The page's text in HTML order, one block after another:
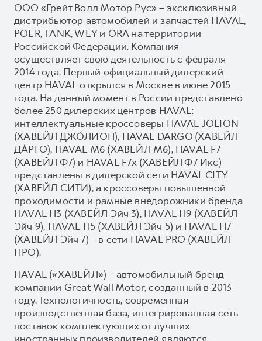
ООО «Грейт Волл Мотор Рус» – эксклюзивный
дистрибьютор автомобилей и запчастей HAVAL,
POER, TANK, WEY и ORA на территории
Российской Федерации. Компания
осуществляет свою деятельность с февраля
2014 года. Первый официальный дилерский
центр HAVAL открылся в Москве в июне 2015
года. На данный момент в России представлено
более 250 дилерских центров HAVAL:
интеллектуальные кроссоверы HAVAL JOLION
(ХАВЕЙЛ ДЖО́ЛИОН), HAVAL DARGO (ХАВЕЙЛ
ДА́РГО), HAVAL М6 (ХАВЕЙЛ M6), HAVAL F7
(ХАВЕЙЛ Ф7) и HAVAL F7x (ХАВЕЙЛ Ф7 Икс)
представлены в дилерской сети HAVAL CITY
(ХАВЕЙЛ СИТИ), а кроссоверы повышенной
проходимости и рамные внедорожники бренда
HAVAL H3 (ХАВЕЙЛ Эйч 3), HAVAL H9 (ХАВЕЙЛ
Эйч 9), HAVAL H5 (ХАВЕЙЛ Эйч 5) и HAVAL H7
(ХАВЕЙЛ Эйч 7) – в сети HAVAL PRO (ХАВЕЙЛ
ПРО).
HAVAL («ХАВЕЙЛ») – автомобильный бренд
компании Great Wall Motor, созданный в 2013
году. Технологичность, современная
производственная база, интегрированная сеть
поставок комплектующих от лучших